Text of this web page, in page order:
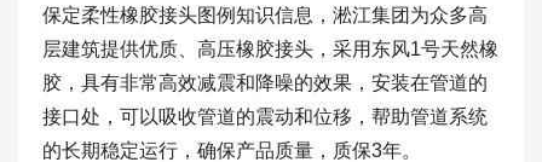
保定柔性橡胶接头图例知识信息，淞江集团为众多高
层建筑提供优质、高压橡胶接头，采用东风1号天然橡
胶，具有非常高效减震和降噪的效果，安装在管道的
接口处，可以吸收管道的震动和位移，帮助管道系统
的长期稳定运行，确保产品质量，质保3年。